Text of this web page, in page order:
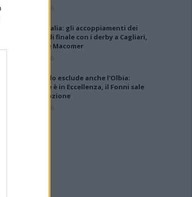
5 Ago 2026
Coppa Italia: gli accoppiamenti dei
16esimi di finale con i derby a Cagliari,
Sassari e Macomer
5 Ago 2026
Il CR sardo esclude anche l'Olbia:
l'Usinese è in Eccellenza, il Fonni sale
in Promozione
5 Ago 2026